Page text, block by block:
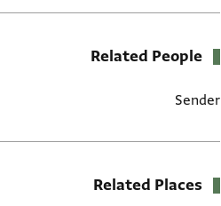
Related People
Sender
Related Places